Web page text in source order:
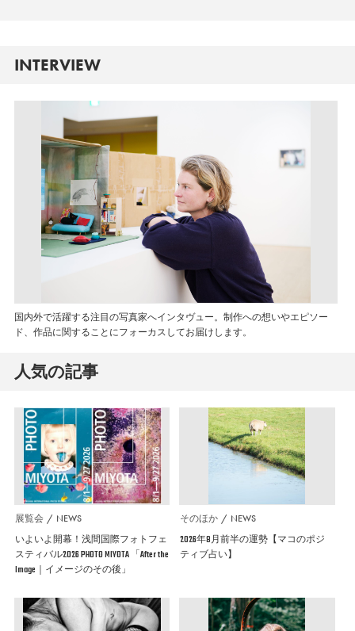
INTERVIEW
国内外で活躍する注目の写真家へインタヴュー。制作への想いやエピソー
ド、作品に関することにフォーカスしてお届けします。
人気の記事
展覧会 NEWS
いよいよ開幕！浅間国際フォトフェ
スティバル2026 PHOTO MIYOTA 「After the
Image｜イメージのその後」
そのほか NEWS
2026年8月前半の運勢【マコのポジ
ティブ占い】